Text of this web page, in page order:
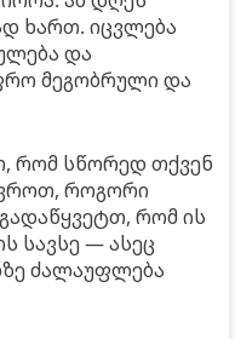
ხართ. იცვლება
და
მეგობრული და
რომ სწორედ თქვენ
როგორი
რომ ის
სავსე — ასეც
ძალაუფლება